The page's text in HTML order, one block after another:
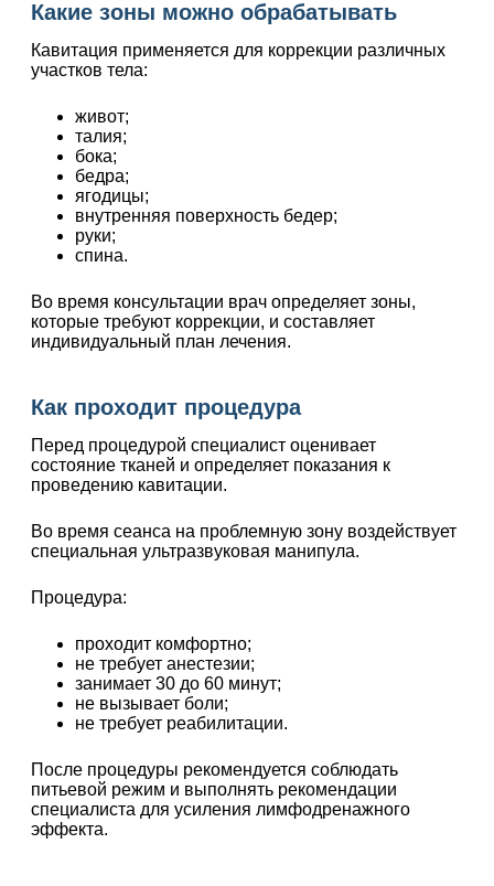
Какие зоны можно обрабатывать
Кавитация применяется для коррекции различных
участков тела:
живот;
талия;
бока;
бедра;
ягодицы;
внутренняя поверхность бедер;
руки;
спина.
Во время консультации врач определяет зоны,
которые требуют коррекции, и составляет
индивидуальный план лечения.
Как проходит процедура
Перед процедурой специалист оценивает
состояние тканей и определяет показания к
проведению кавитации.
Во время сеанса на проблемную зону воздействует
специальная ультразвуковая манипула.
Процедура:
проходит комфортно;
не требует анестезии;
занимает 30 до 60 минут;
не вызывает боли;
не требует реабилитации.
После процедуры рекомендуется соблюдать
питьевой режим и выполнять рекомендации
специалиста для усиления лимфодренажного
эффекта.